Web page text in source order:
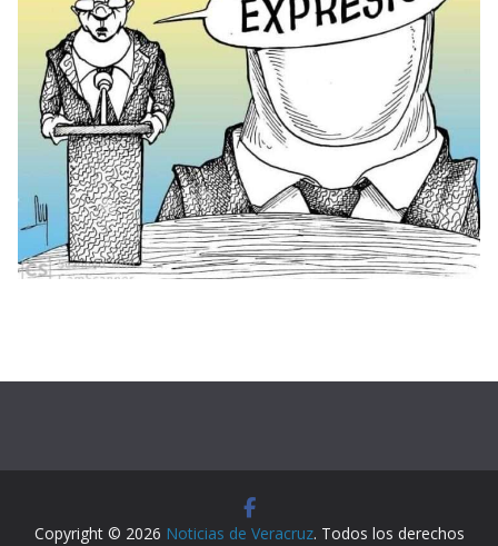
Copyright © 2026 Noticias de Veracruz. Todos los derechos